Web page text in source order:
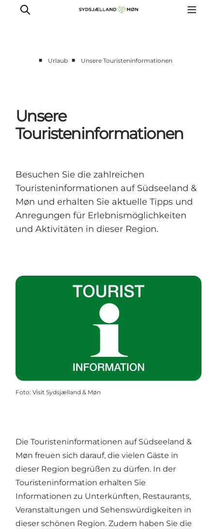
Events
Essen
Unterkunft
■ Urlaub ■ Unsere Touristeninformationen
Unsere
Touristeninformationen
Besuchen Sie die zahlreichen
Touristeninformationen auf Südseeland &
Møn und erhalten Sie aktuelle Tipps und
Anregungen für Erlebnismöglichkeiten
und Aktivitäten in dieser Region.
Foto: Visit Sydsjælland & Møn
Die Touristeninformationen auf Südseeland &
Møn freuen sich darauf, die vielen Gäste in
dieser Region begrüßen zu dürfen. In der
Touristeninformation erhalten Sie
Informationen zu Unterkünften, Restaurants,
Veranstaltungen und Sehenswürdigkeiten in
dieser schönen Region. Zudem haben Sie die